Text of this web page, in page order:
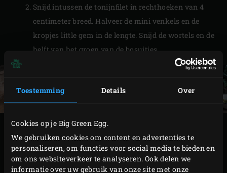
Toestemming Details Over
Cookies op je Big Green Egg.
We gebruiken cookies om content en advertenties te
personaliseren, om functies voor social media te bieden en
om ons websiteverkeer te analyseren. Ook delen we
informatie over uw gebruik van onze site met onze
Snijd intussen de tonijnfilet in rechthoeken van 4
centimeter breed. Halveer de mini venkels en de
kropjes little gem in de lengte. Snijd de wortels en de
helft van het groen van de bosuitjes.
BEREIDING
Gril de gehalveerde mini venkels en de rode peper in
totaal 8 minuten, keer ze tijdens het grillen elke 2